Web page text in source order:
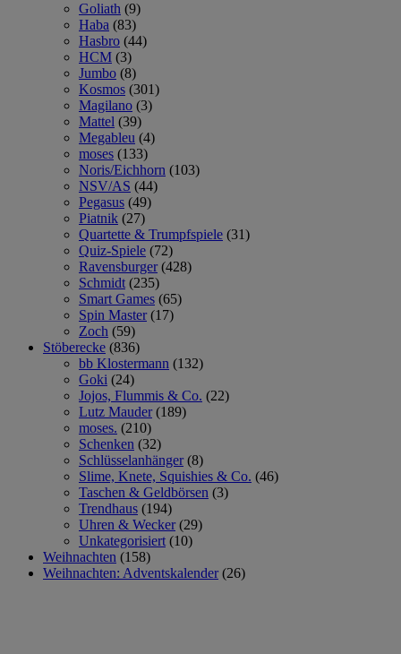
Goliath (9)
Haba (83)
Hasbro (44)
HCM (3)
Jumbo (8)
Kosmos (301)
Magilano (3)
Mattel (39)
Megableu (4)
moses (133)
Noris/Eichhorn (103)
NSV/AS (44)
Pegasus (49)
Piatnik (27)
Quartette & Trumpfspiele (31)
Quiz-Spiele (72)
Ravensburger (428)
Schmidt (235)
Smart Games (65)
Spin Master (17)
Zoch (59)
Stöberecke (836)
bb Klostermann (132)
Goki (24)
Jojos, Flummis & Co. (22)
Lutz Mauder (189)
moses. (210)
Schenken (32)
Schlüsselanhänger (8)
Slime, Knete, Squishies & Co. (46)
Taschen & Geldbörsen (3)
Trendhaus (194)
Uhren & Wecker (29)
Unkategorisiert (10)
Weihnachten (158)
Weihnachten: Adventskalender (26)